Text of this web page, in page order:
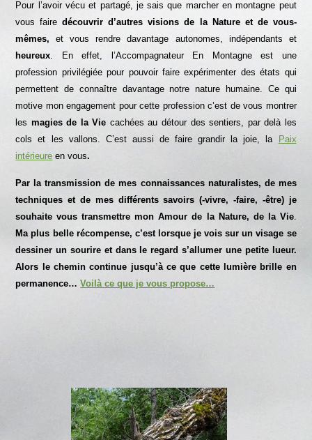
Pour l’avoir vécu et partagé, je sais que marcher en montagne peut
vous fairedécouvrir d’autres visions de la Nature et de vous-
mêmes, et vous rendre davantage autonomes, indépendants et
heureux . En effet, l’Accompagnateur En Montagne est une
profession privilégiée pour pouvoir faire expérimenter des états qui
permettent de connaître davantage notre nature humaine. Ce qui
motive mon engagement pour cette profession c’est de vous montrer
les magies de la Vie cachées au détour des sentiers, par delà les
cols et les vallons. C’est aussi de faire grandir la joie, la Paix
intérieure en vous.
Par la transmissionde mes connaissances naturalistes, de mes
techniqueset de mes différents savoirs (-vivre, -faire, -être) je
souhaite vous transmettre mon Amour de la Nature, de la Vie.
Ma plus belle récompense, c’est lorsque je vois sur un visage se
dessiner un sourire et dans le regard s’allumer une petite lueur.
Alors le chemin continue jusqu’à ce que cette lumière brille en
permanence…Voilà ce que je vous propose…